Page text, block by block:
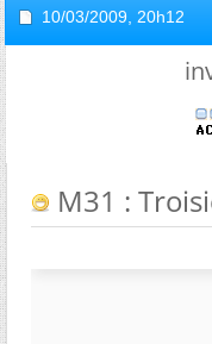
10/03/2009, 20h12
M31 :